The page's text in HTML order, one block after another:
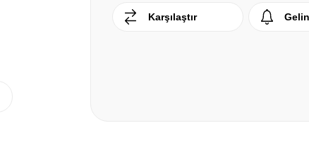
Karşılaştır